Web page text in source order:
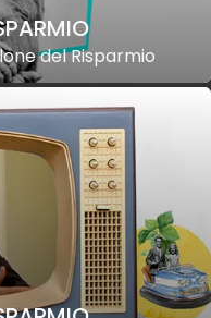
del Risparmio